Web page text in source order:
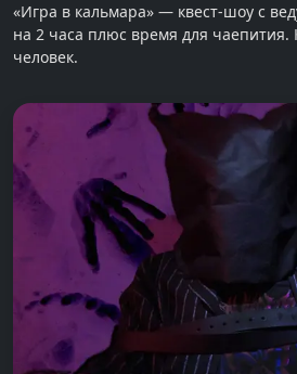
«Игра в кальмара» — квест-шоу с
на 2 часа плюс время для чаепития.
человек.